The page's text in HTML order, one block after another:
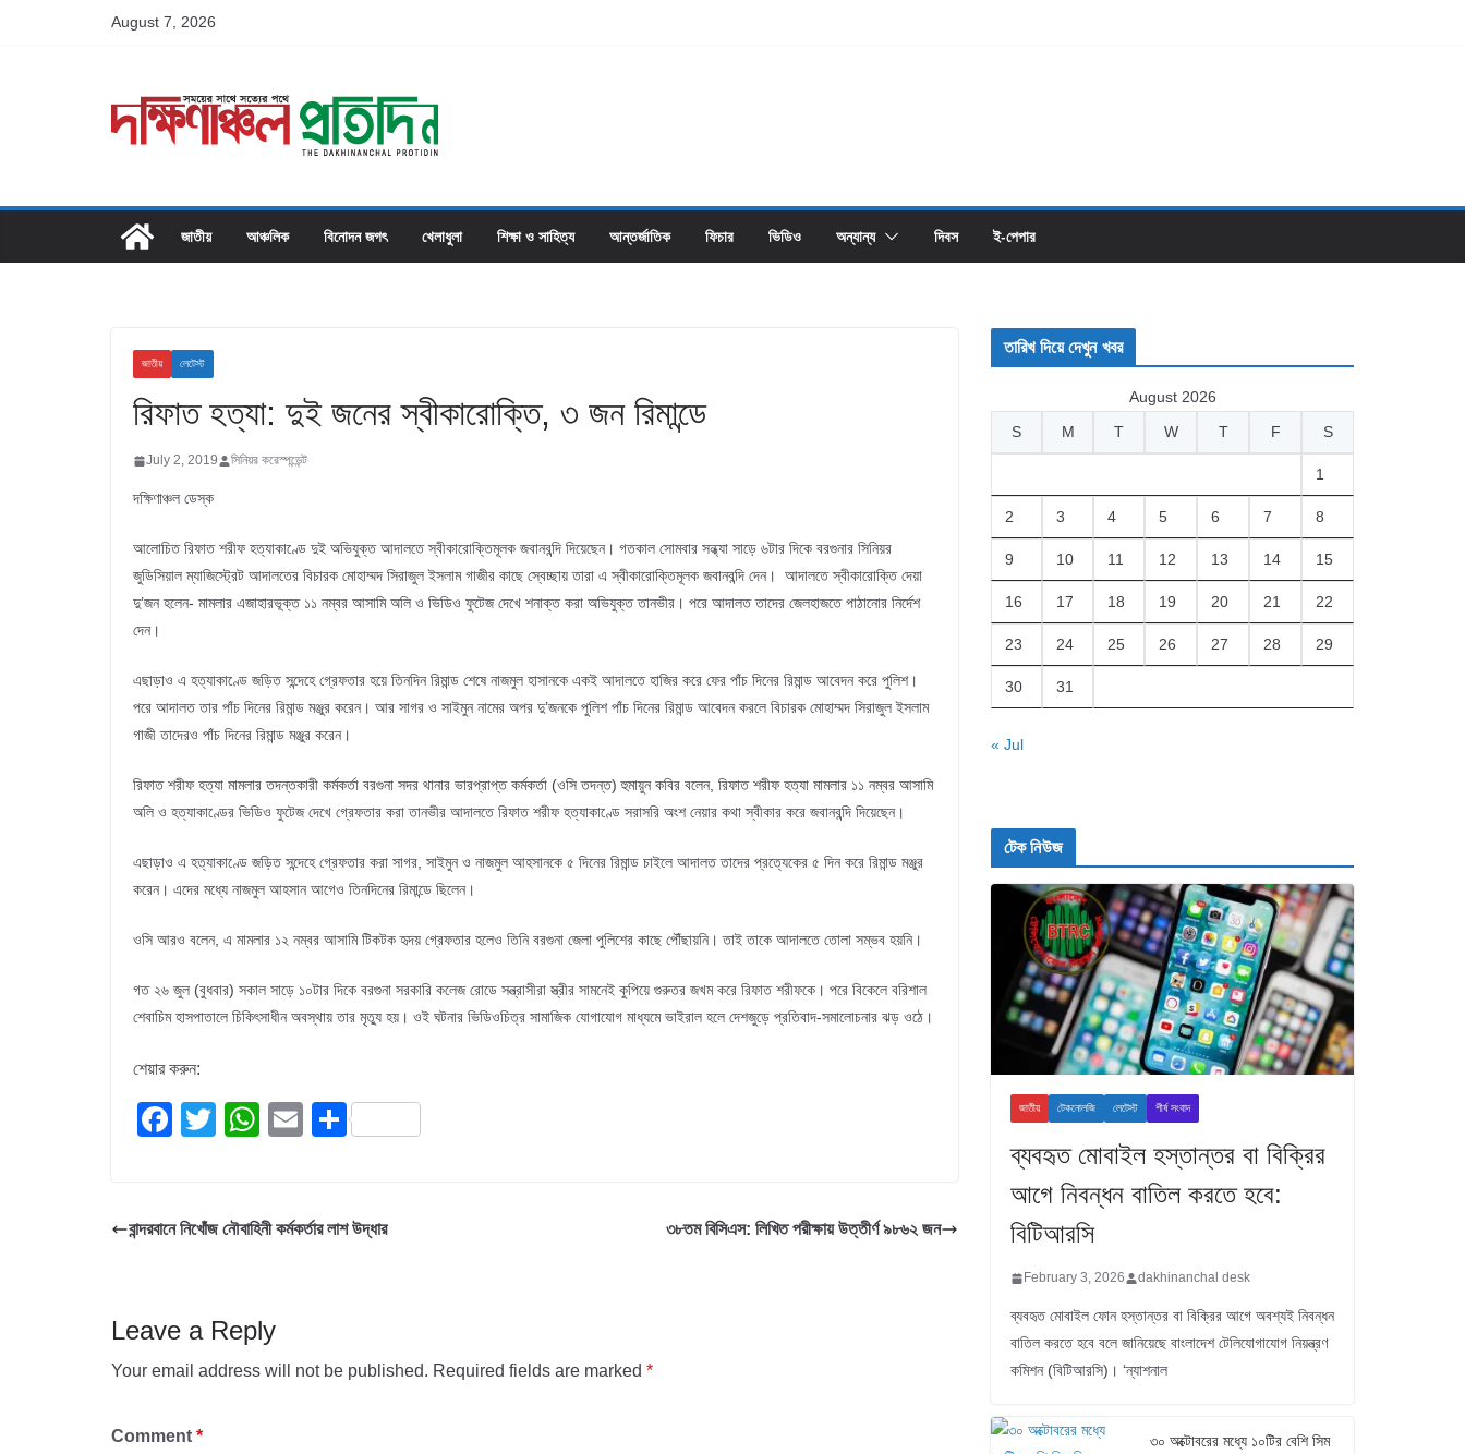
August 7, 2026
জাতীয় আঞ্চলিক বিনোদন জগৎ খেলাধুলা শিক্ষা ও সাহিত্য আন্তর্জাতিক ফিচার ভিডিও অন্যান্য দিবস ই-পেপার
জাতীয় লেটেস্ট
রিফাত হত্যা: দুই জনের স্বীকারোক্তি, ৩ জন রিমান্ডে
July 2, 2019 সিনিয়র করেস্পন্ডেন্ট
দক্ষিণাঞ্চল ডেস্ক
আলোচিত রিফাত শরীফ হত্যাকাণ্ডে দুই অভিযুক্ত আদালতে স্বীকারোক্তিমূলক জবানবন্দি দিয়েছেন। গতকাল সোমবার সন্ধ্যা সাড়ে ৬টার দিকে বরগুনার সিনিয়র
জুডিসিয়াল ম্যাজিস্ট্রেট আদালতের বিচারক মোহাম্মদ সিরাজুল ইসলাম গাজীর কাছে স্বেচ্ছায় তারা এ স্বীকারোক্তিমূলক জবানবন্দি দেন। আদালতে স্বীকারোক্তি দেয়া
দু’জন হলেন- মামলার এজাহারভূক্ত ১১ নম্বর আসামি অলি ও ভিডিও ফুটেজ দেখে শনাক্ত করা অভিযুক্ত তানভীর। পরে আদালত তাদের জেলহাজতে পাঠানোর নির্দেশ
দেন।
এছাড়াও এ হত্যাকাণ্ডে জড়িত সন্দেহে গ্রেফতার হয়ে তিনদিন রিমান্ড শেষে নাজমুল হাসানকে একই আদালতে হাজির করে ফের পাঁচ দিনের রিমান্ড আবেদন করে পুলিশ।
পরে আদালত তার পাঁচ দিনের রিমান্ড মঞ্জুর করেন। আর সাগর ও সাইমুন নামের অপর দু’জনকে পুলিশ পাঁচ দিনের রিমান্ড আবেদন করলে বিচারক মোহাম্মদ সিরাজুল ইসলাম
গাজী তাদেরও পাঁচ দিনের রিমান্ড মঞ্জুর করেন।
রিফাত শরীফ হত্যা মামলার তদন্তকারী কর্মকর্তা বরগুনা সদর থানার ভারপ্রাপ্ত কর্মকর্তা (ওসি তদন্ত) হুমায়ুন কবির বলেন, রিফাত শরীফ হত্যা মামলার ১১ নম্বর আসামি
অলি ও হত্যাকাণ্ডের ভিডিও ফুটেজ দেখে গ্রেফতার করা তানভীর আদালতে রিফাত শরীফ হত্যাকাণ্ডে সরাসরি অংশ নেয়ার কথা স্বীকার করে জবানবন্দি দিয়েছেন।
এছাড়াও এ হত্যাকাণ্ডে জড়িত সন্দেহে গ্রেফতার করা সাগর, সাইমুন ও নাজমুল আহসানকে ৫ দিনের রিমান্ড চাইলে আদালত তাদের প্রত্যেকের ৫ দিন করে রিমান্ড মঞ্জুর
করেন। এদের মধ্যে নাজমুল আহসান আগেও তিনদিনের রিমান্ডে ছিলেন।
ওসি আরও বলেন, এ মামলার ১২ নম্বর আসামি টিকটক হৃদয় গ্রেফতার হলেও তিনি বরগুনা জেলা পুলিশের কাছে পৌঁছায়নি। তাই তাকে আদালতে তোলা সম্ভব হয়নি।
গত ২৬ জুল (বুধবার) সকাল সাড়ে ১০টার দিকে বরগুনা সরকারি কলেজ রোডে সন্ত্রাসীরা স্ত্রীর সামনেই কুপিয়ে গুরুতর জখম করে রিফাত শরীফকে। পরে বিকেলে বরিশাল
শেবাচিম হাসপাতালে চিকিৎসাধীন অবস্থায় তার মৃত্যু হয়। ওই ঘটনার ভিডিওচিত্র সামাজিক যোগাযোগ মাধ্যমে ভাইরাল হলে দেশজুড়ে প্রতিবাদ-সমালোচনার ঝড় ওঠে।
শেয়ার করুন:
F
e
o
k
T
er
W
s
p
E S
e
বান্দরবানে নিখোঁজ নৌবাহিনী কর্মকর্তার লাশ উদ্ধার ৩৮তম বিসিএস: লিখিত পরীক্ষায় উত্তীর্ণ ৯৮৬২ জন
Leave a Reply
Your email address will not be published. Required fields are marked *
Comment *
তারিখ দিয়ে দেখুন খবর
August 2026
S
M T W T F S
1
2 3 4 5 6 7 8
9 10 11 12 13 14 15
16 17 18 19 20 21 22
23 24 25 26 27 28 29
30 31
« Jul
টেক নিউজ
জাতীয় টেকনোলজি লেটেস্ট শীর্ষ সংবাদ
ব্যবহৃত মোবাইল হস্তান্তর বা বিক্রির
আগে নিবন্ধন বাতিল করতে হবে:
বিটিআরসি
February 3, 2026 dakhinanchal desk
ব্যবহৃত মোবাইল ফোন হস্তান্তর বা বিক্রির আগে অবশ্যই নিবন্ধন
বাতিল করতে হবে বলে জানিয়েছে বাংলাদেশ টেলিযোগাযোগ নিয়ন্ত্রণ
কমিশন (বিটিআরসি)। ‘ন্যাশনাল
৩০ অক্টোবরের মধ্যে ১০টির বেশি সিম